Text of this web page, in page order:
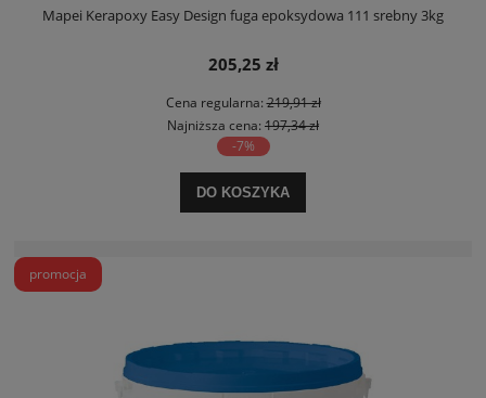
Mapei Kerapoxy Easy Design fuga epoksydowa 111 srebny 3kg
205,25 zł
Cena regularna:219,91 zł
Najniższa cena: 197,34 zł
-7%
DO KOSZYKA
promocja